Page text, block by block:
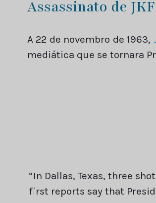
Assassinato de JKF
A 22 de novembro de 1963,
mediática que se tornara
“In Dallas, Texas, three
first reports say that